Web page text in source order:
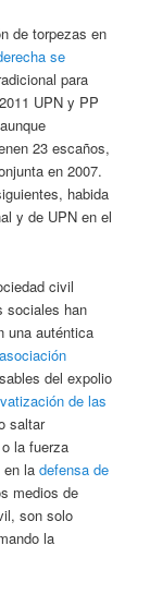
de torpezas en
se
para
UPN y PP
23 escaños,
en 2007.
habida
y de UPN en el
civil
sociales han
una auténtica
asociación
del expolio
de las
saltar
la fuerza
en ladefensa de
medios de
son solo
la